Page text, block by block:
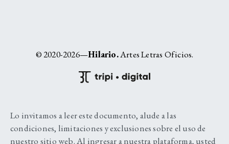
© 2020-2026—Hilario.Artes Letras Oficios.
Lo invitamos a leer este documento, alude a las
condiciones, limitaciones y exclusiones sobre el uso de
nuestro sitio web. Al ingresar a nuestra plataforma, usted